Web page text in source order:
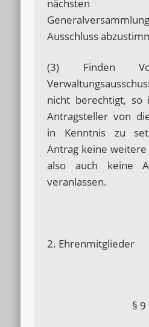
nächsten
Ausschluss
(3) Finden
nicht berechtigt, so
Antragsteller von
in Kenntnis zu
Antrag keine weitere
also auch keine
veranlassen.
2. Ehrenmitglieder
§ 9